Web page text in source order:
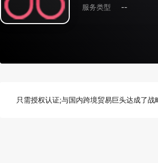
服务类型
--
只需授权认证;与国内跨境贸易巨头达成了战